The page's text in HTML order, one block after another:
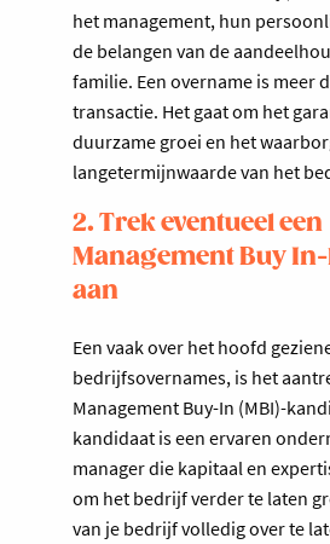
het management, hun
de belangen van de
familie. Een overname is meer
transactie. Het gaat om het
duurzame groei en het
langetermijnwaarde van het
2. Trek eventueel een
Management Buy
aan
Een vaak over het hoofd
bedrijfsovernames, is het
Management Buy-In (MBI)-
kandidaat is een ervaren
manager die kapitaal en
om het bedrijf verder te laten
van je bedrijf volledig over te